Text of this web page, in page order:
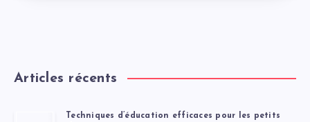
Articles récents
Techniques d’éducation efficaces pour les petits